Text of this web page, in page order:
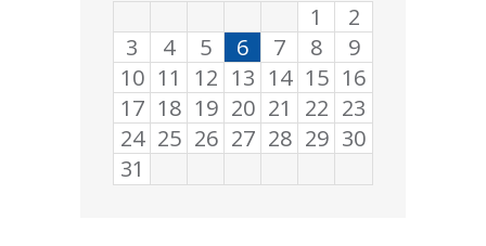
1
2
3
4 5 6 7 8
9
10 11 12 13 14 15 16
17 18 19 20 21 22 23
24 25 26 27 28 29 30
31